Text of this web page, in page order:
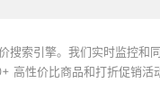
索引擎。我们实时监控和
高性价比商品和打折促销